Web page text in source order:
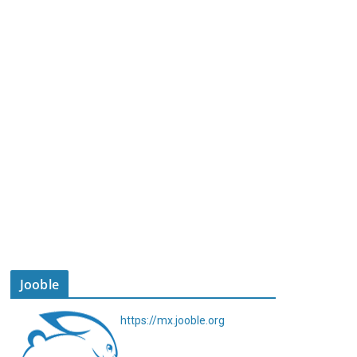
Jooble
https://mx.jooble.org